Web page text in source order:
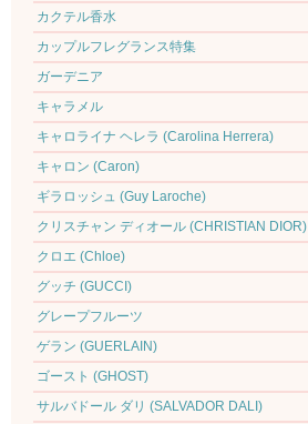
カクテル香水
カップルフレグランス特集
ガーデニア
キャラメル
キャロライナ ヘレラ (Carolina Herrera)
キャロン (Caron)
ギラロッシュ (Guy Laroche)
クリスチャン ディオール (CHRISTIAN DIOR)
クロエ (Chloe)
グッチ (GUCCI)
グレープフルーツ
ゲラン (GUERLAIN)
ゴースト (GHOST)
サルバドール ダリ (SALVADOR DALI)